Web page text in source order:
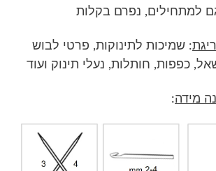
למתחילים, נפרם בקלות
: שמיכות לתינוקות, פרטי לבוש
כפפות, חותלות, נעלי תינוק ועוד
מידה: